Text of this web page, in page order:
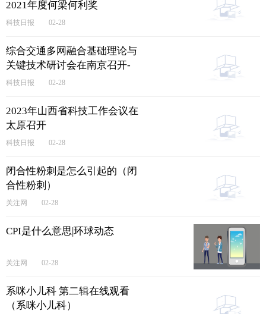
2021年度何梁何利奖
科技日报 02-28
综合交通多网融合基础理论与
关键技术研讨会在南京召开-
看热讯
科技日报 02-28
2023年山西省科技工作会议在
太原召开
科技日报 02-28
闭合性粉刺是怎么引起的（闭
合性粉刺）
关注网 02-28
CPI是什么意思|环球动态
关注网 02-28
系咪小儿科 第二辑在线观看
（系咪小儿科）